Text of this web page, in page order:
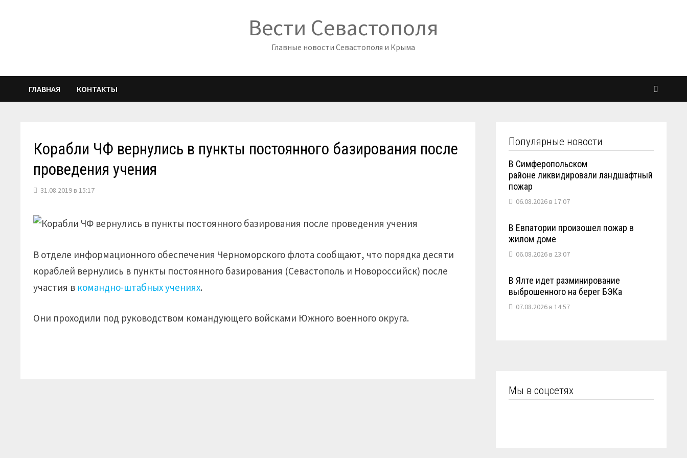
Вести Севастополя
Главные новости Севастополя и Крыма
ГЛАВНАЯ КОНТАКТЫ
Корабли ЧФ вернулись в пункты постоянного базирования после
проведения учения
31.08.2019 в 15:17
В отделе информационного обеспечения Черноморского флота сообщают, что порядка десяти
кораблей вернулись в пункты постоянного базирования (Севастополь и Новороссийск) после
участия в командно-штабных учениях.
Они проходили под руководством командующего войсками Южного военного округа.
Популярные новости
В Симферопольском
районе ликвидировали ландшафтный
пожар
06.08.2026 в 17:07
В Евпатории произошел пожар в
жилом доме
06.08.2026 в 23:07
В Ялте идет разминирование
выброшенного на берег БЭКа
07.08.2026 в 14:57
Мы в соцсетях